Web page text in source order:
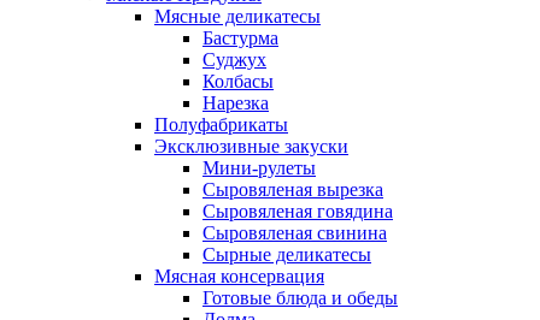
Мясные деликатесы
Бастурма
Суджух
Колбасы
Нарезка
Полуфабрикаты
Эксклюзивные закуски
Мини-рулеты
Сыровяленая вырезка
Сыровяленая говядина
Сыровяленая свинина
Сырные деликатесы
Мясная консервация
Готовые блюда и обеды